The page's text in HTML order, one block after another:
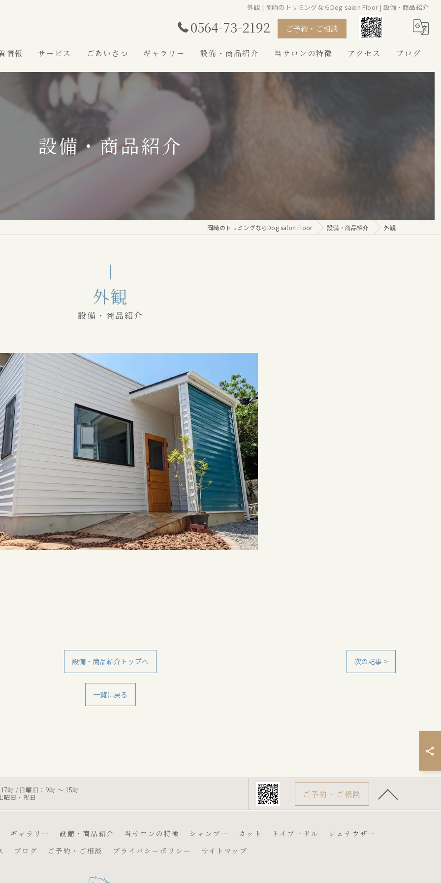
外観 | 岡崎のトリミングならDog salon Floor | 設備・商品紹介
0564-73-2192 ご予約・ご相談
情報 サービス ごあいさつ ギャラリー 設備・商品紹介 当サロンの特徴
シャンプー
カット
アクセス ブログ
設備・商品紹介
岡崎のトリミングならDog salon Floor 設備・商品紹介 外観
設備・商品紹介
外観
設備・商品紹介トップへ 次の記事 >
一覧に戻る
時 / 日曜日：9時 〜 15時
曜日・祝日
ご予約・ご相談
ギャラリー 設備・商品紹介 当サロンの特徴 シャンプー カット トイプードル
シュナウザー
ブログ ご予約・ご相談 プライバシーポリシー サイトマップ